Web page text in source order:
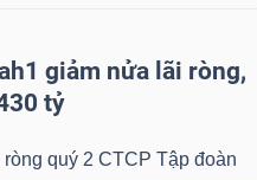
giảm nửa lãi ròng,
tỷ
quý 2 CTCP Tập đoàn